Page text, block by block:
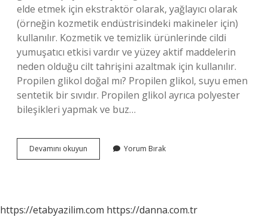
elde etmek için ekstraktör olarak, yağlayıcı olarak
(örneğin kozmetik endüstrisindeki makineler için)
kullanılır. Kozmetik ve temizlik ürünlerinde cildi
yumuşatıcı etkisi vardır ve yüzey aktif maddelerin
neden olduğu cilt tahrişini azaltmak için kullanılır.
Propilen glikol doğal mı? Propilen glikol, suyu emen
sentetik bir sıvıdır. Propilen glikol ayrıca polyester
bileşikleri yapmak ve buz…
Devamını okuyun Propilen
Ne
Yorum Bırak
https://etabyazilim.com https://danna.com.tr